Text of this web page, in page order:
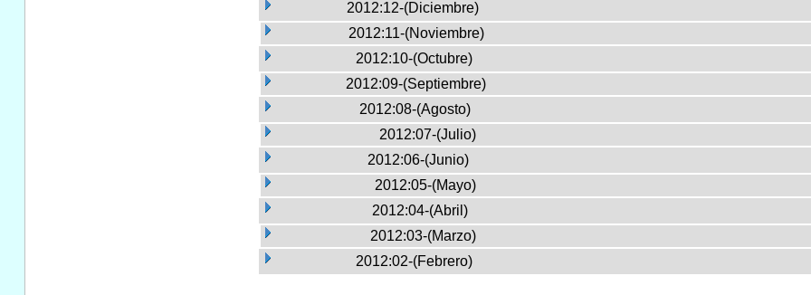
2012:12-(Diciembre)
2012:11-(Noviembre)
2012:10-(Octubre)
2012:09-(Septiembre)
2012:08-(Agosto)
2012:07-(Julio)
2012:06-(Junio)
2012:05-(Mayo)
2012:04-(Abril)
2012:03-(Marzo)
2012:02-(Febrero)